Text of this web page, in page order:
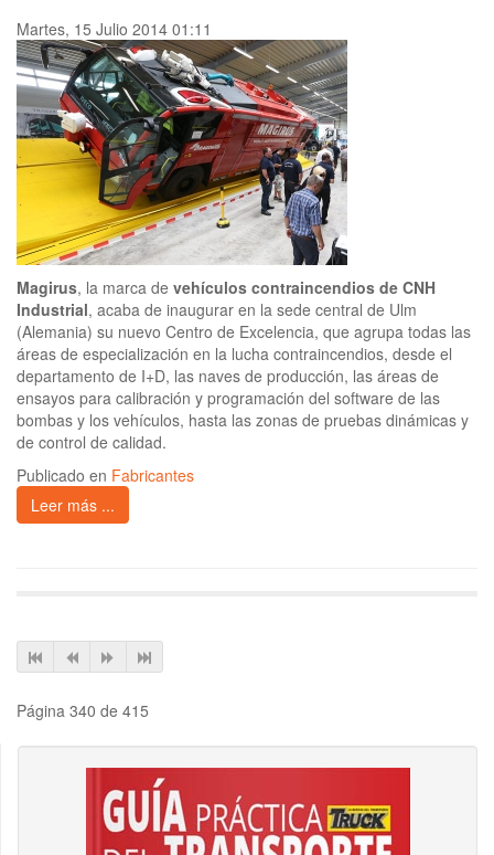
Martes, 15 Julio 2014 01:11
Magirus, la marca de vehículos contraincendios de CNH
Industrial, acaba de inaugurar en la sede central de Ulm
(Alemania) su nuevo Centro de Excelencia, que agrupa todas las
áreas de especialización en la lucha contraincendios, desde el
departamento de I+D, las naves de producción, las áreas de
ensayos para calibración y programación del software de las
bombas y los vehículos, hasta las zonas de pruebas dinámicas y
de control de calidad.
Publicado en Fabricantes
Leer más ...
Página 340 de 415